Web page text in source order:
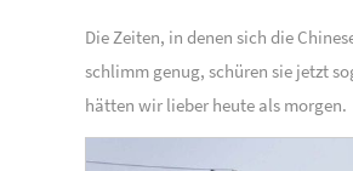
Die Zeiten, in denen sich die
schlimm genug, schüren sie jetzt
hätten wir lieber heute als morgen.